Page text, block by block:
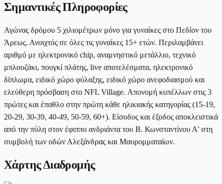
Σημαντικές Πληροφορίες
Αγώνας δρόμου 5 χιλιομέτρων μόνο για γυναίκες στο Πεδίον του
Άρεως. Ανοιχτός σε όλες τις γυναίκες 15+ ετών. Περιλαμβάνει
αριθμό με ηλεκτρονικό chip, αναμνηστικό μετάλλιο, τεχνικό
μπλουζάκι, πουγκί πλάτης, live αποτελέσματα, ηλεκτρονικό
δίπλωμα, ειδικό χώρο φύλαξης, ειδικό χώρο ανεφοδιασμού και
ελεύθερη πρόσβαση στο NFL Village. Απονομή κυπέλλων στις 3
πρώτες και έπαθλο στην πρώτη κάθε ηλικιακής κατηγορίας (15-19,
20-29, 30-39, 40-49, 50-59, 60+). Είσοδος και έξοδος αποκλειστικά
από την πύλη στον έφιππο ανδριάντα του Β. Κωνσταντίνου Α' στη
συμβολή των οδών Αλεξάνδρας και Μαυρομματαίων.
Χάρτης Διαδρομής